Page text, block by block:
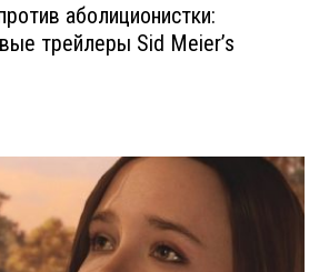
аболиционистки:
трейлеры Sid Meier’s